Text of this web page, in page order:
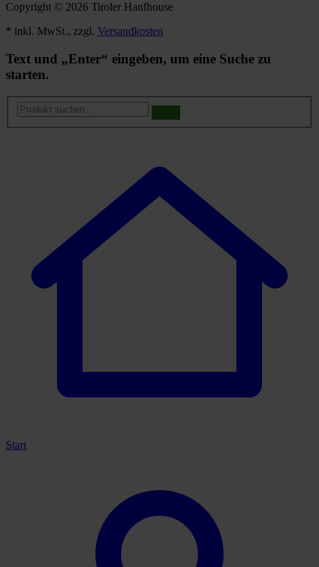
Copyright © 2026 Tiroler Hanfhouse
* inkl. MwSt., zzgl. Versandkosten
Text und „Enter“ eingeben, um eine Suche zu
starten.
Produkt
suchen...
Start